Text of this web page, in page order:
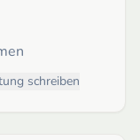
schreiben